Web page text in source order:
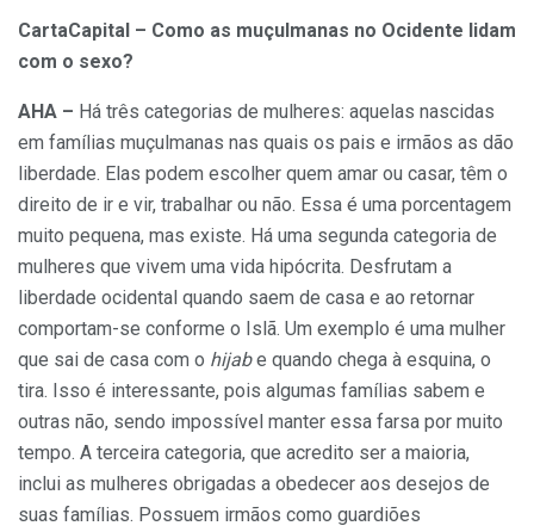
CartaCapital – Como as muçulmanas no Ocidente lidam
com o sexo?
AHA – Há três categorias de mulheres: aquelas nascidas
em famílias muçulmanas nas quais os pais e irmãos as dão
liberdade. Elas podem escolher quem amar ou casar, têm o
direito de ir e vir, trabalhar ou não. Essa é uma porcentagem
muito pequena, mas existe. Há uma segunda categoria de
mulheres que vivem uma vida hipócrita. Desfrutam a
liberdade ocidental quando saem de casa e ao retornar
comportam-se conforme o Islã. Um exemplo é uma mulher
que sai de casa com o hijabe quando chega à esquina, o
tira. Isso é interessante, pois algumas famílias sabem e
outras não, sendo impossível manter essa farsa por muito
tempo. A terceira categoria, que acredito ser a maioria,
inclui as mulheres obrigadas a obedecer aos desejos de
suas famílias. Possuem irmãos como guardiões